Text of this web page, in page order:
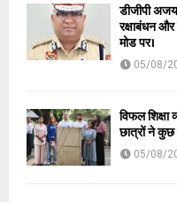
डीजीपी
रक्षाबंधन और
मोड पर।
05/08/
विफल
छात्रों ने कुछ
05/08/